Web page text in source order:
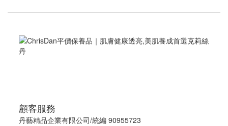
顧客服務
丹藝精品企業有限公司/統編 90955723